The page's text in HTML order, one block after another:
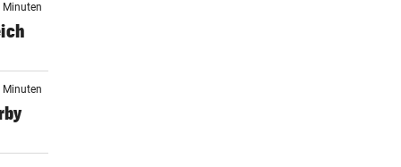
Minuten
Minuten